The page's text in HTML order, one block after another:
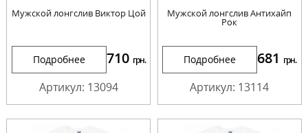
Мужской лонгслив Виктор Цой
Подробнее 710 грн.
Артикул: 13094
Мужской лонгслив Антихайп
Рок
Подробнее 681 грн.
Артикул: 13114